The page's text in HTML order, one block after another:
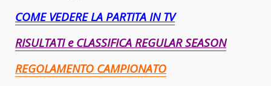
COME VEDERE LA PARTITA IN TV
RISULTATI e CLASSIFICA REGULAR SEASON
REGOLAMENTO CAMPIONATO